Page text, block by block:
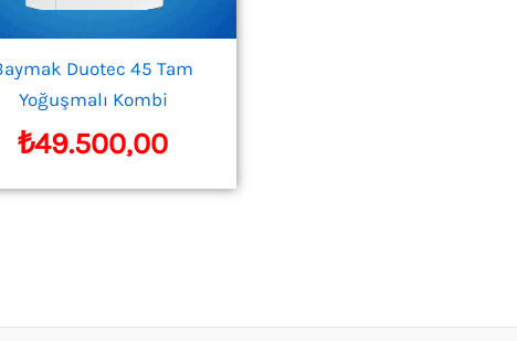
Duotec 45 Tam
Yoğuşmalı Kombi
₺49.500,00